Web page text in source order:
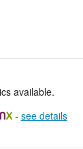
available.
- see details